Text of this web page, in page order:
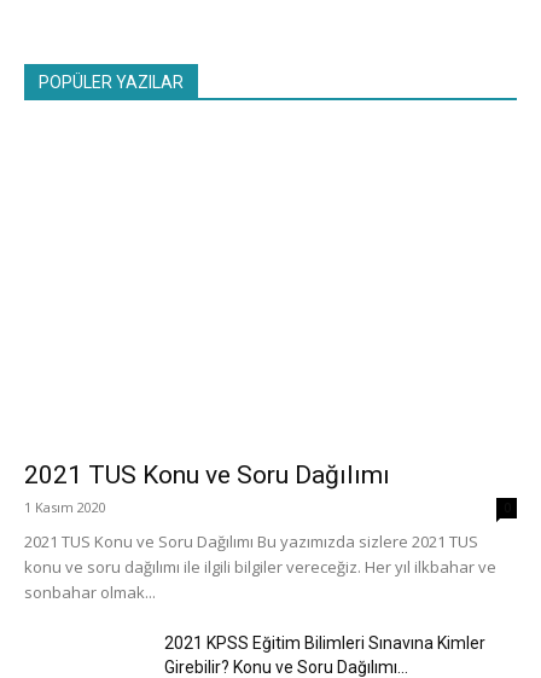
POPÜLER YAZILAR
2021 TUS Konu ve Soru Dağılımı
1 Kasım 2020
2021 TUS Konu ve Soru Dağılımı Bu yazımızda sizlere 2021 TUS
konu ve soru dağılımı ile ilgili bilgiler vereceğiz. Her yıl ilkbahar ve
sonbahar olmak...
2021 KPSS Eğitim Bilimleri Sınavına Kimler
Girebilir? Konu ve Soru Dağılımı...